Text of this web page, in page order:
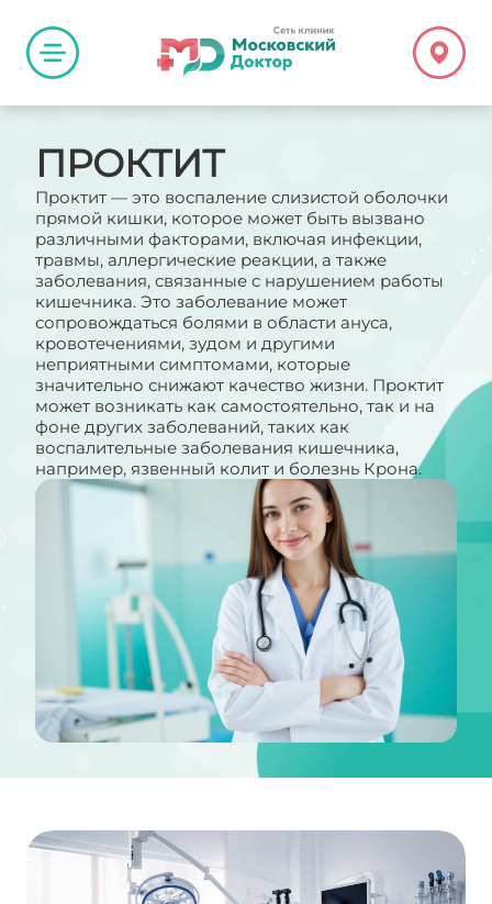
ПРОКТИТ
Проктит — это воспаление слизистой оболочки
прямой кишки, которое может быть вызвано
различными факторами, включая инфекции,
травмы, аллергические реакции, а также
заболевания, связанные с нарушением работы
кишечника. Это заболевание может
сопровождаться болями в области ануса,
кровотечениями, зудом и другими
неприятными симптомами, которые
значительно снижают качество жизни. Проктит
может возникать как самостоятельно, так и на
фоне других заболеваний, таких как
воспалительные заболевания кишечника,
например, язвенный колит и болезнь Крона.